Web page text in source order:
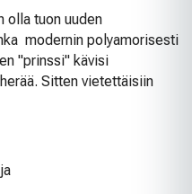
olla tuon uuden
modernin polyamorisesti
"prinssi" kävisi
Sitten vietettäisiin